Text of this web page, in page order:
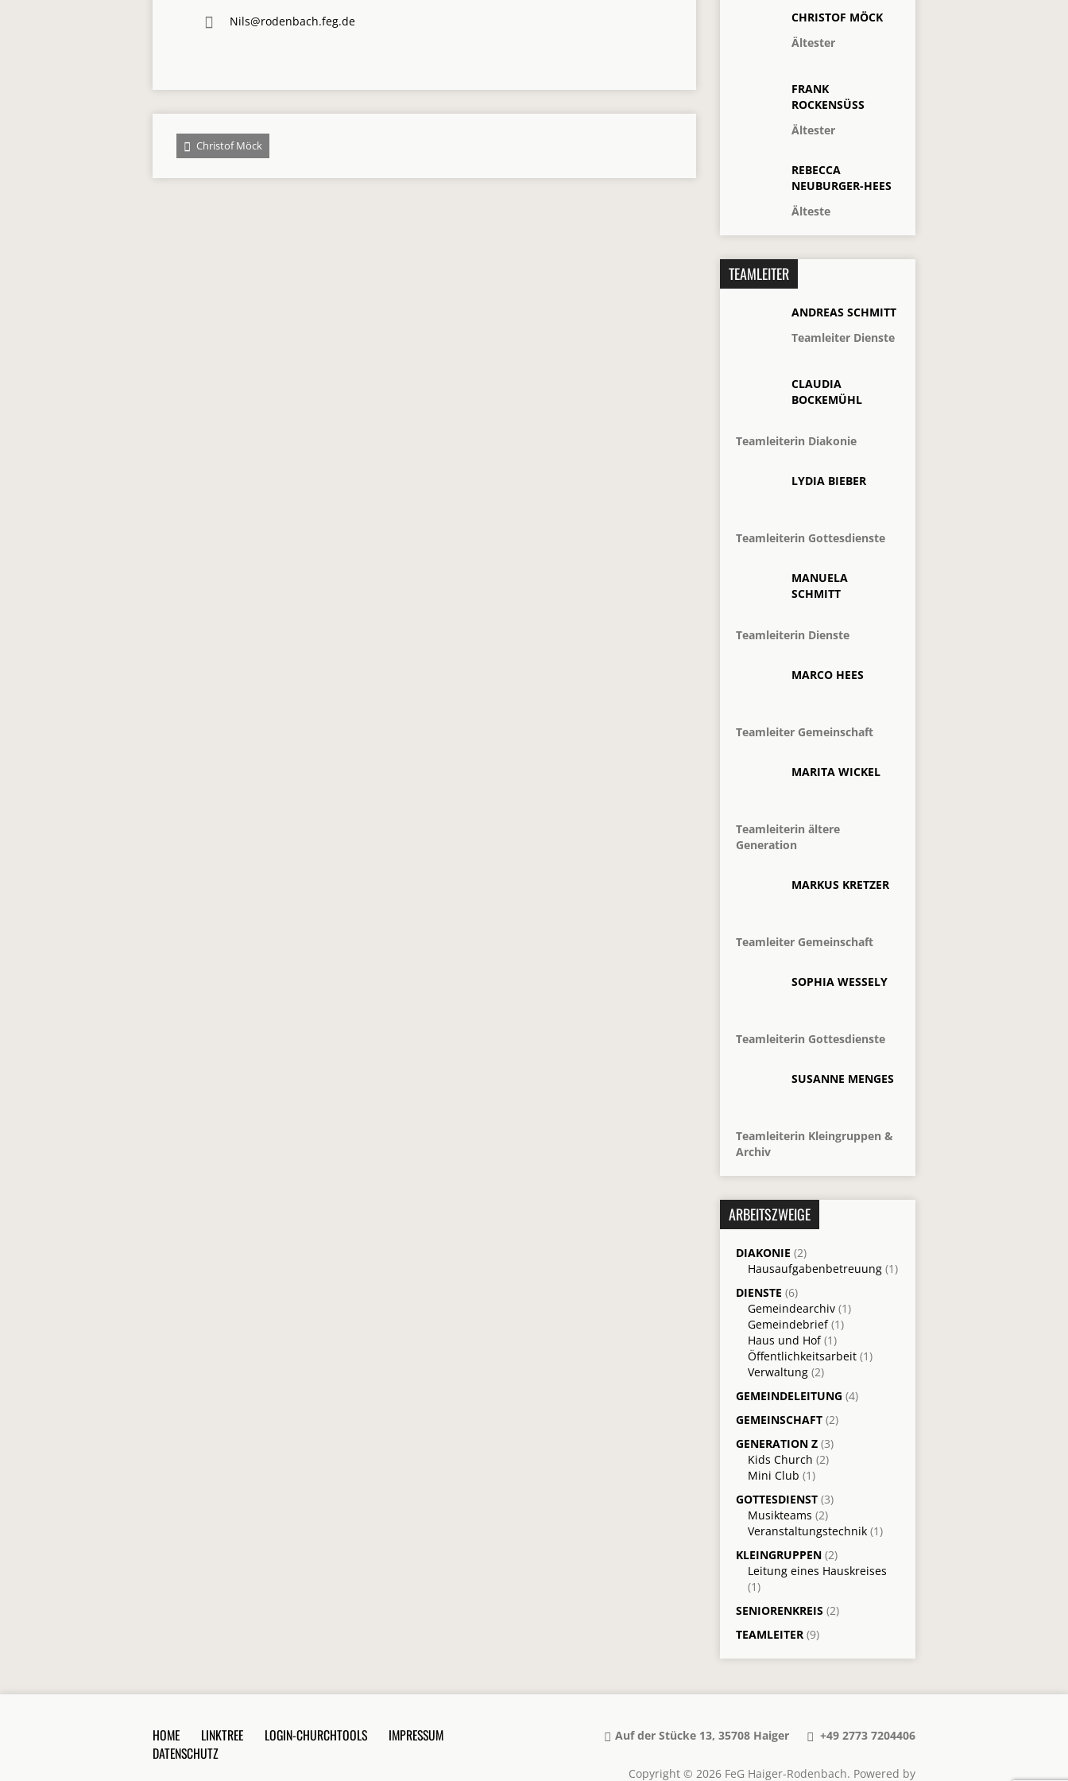
Nils@rodenbach.feg.de
Christof Möck
CHRISTOF MÖCK
Ältester
FRANK
ROCKENSÜSS
Ältester
REBECCA
NEUBURGER-HEES
Älteste
TEAMLEITER
ANDREAS SCHMITT
Teamleiter Dienste
CLAUDIA
BOCKEMÜHL
Teamleiterin Diakonie
LYDIA BIEBER
Teamleiterin Gottesdienste
MANUELA
SCHMITT
Teamleiterin Dienste
MARCO HEES
Teamleiter Gemeinschaft
MARITA WICKEL
Teamleiterin ältere
Generation
MARKUS KRETZER
Teamleiter Gemeinschaft
SOPHIA WESSELY
Teamleiterin Gottesdienste
SUSANNE MENGES
Teamleiterin Kleingruppen &
Archiv
ARBEITSZWEIGE
DIAKONIE (2)
Hausaufgabenbetreuung (1)
DIENSTE (6)
Gemeindearchiv (1)
Gemeindebrief(1)
Haus und Hof(1)
Öffentlichkeitsarbeit (1)
Verwaltung (2)
GEMEINDELEITUNG (4)
GEMEINSCHAFT (2)
GENERATION Z (3)
Kids Church (2)
Mini Club (1)
GOTTESDIENST (3)
Musikteams (2)
Veranstaltungstechnik (1)
KLEINGRUPPEN (2)
Leitung eines Hauskreises
(1)
SENIORENKREIS (2)
TEAMLEITER (9)
HOME LINKTREE LOGIN-CHURCHTOOLS
IMPRESSUM
DATENSCHUTZ
Auf der Stücke 13, 35708 Haiger +49 2773 7204406
Copyright © 2026 FeG Haiger-Rodenbach. Powered by